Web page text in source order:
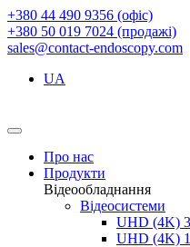
+380 44 490 9356 (офіс)
+380 50 019 7024 (продажі)
sales@contact-endoscopy.com
UA
Про нас
Продукти
Відеообладнання
Відеосистеми
UHD (4K)
UHD (4K)